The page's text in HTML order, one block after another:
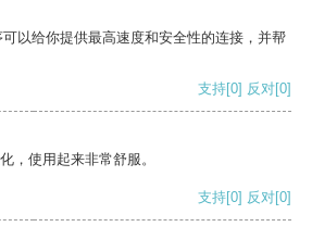
以给你提供最高速度和安全性的连接，并帮
支持[0] 反对[0]
，使用起来非常舒服。
支持[0] 反对[0]